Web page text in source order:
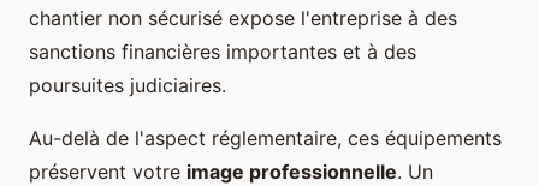
chantier non sécurisé expose l'entreprise à des
sanctions financières importantes et à des
poursuites judiciaires.
Au-delà de l'aspect réglementaire, ces équipements
préservent votre image professionnelle. Un